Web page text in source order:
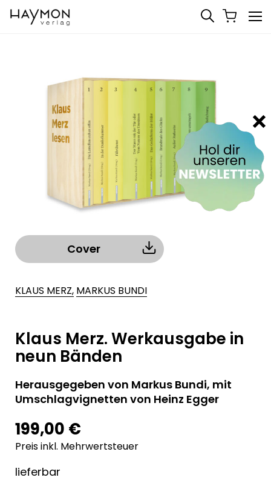
Cover
KLAUS MERZ, MARKUS BUNDI
Klaus Merz. Werkausgabe in
neun Bänden
Herausgegeben von Markus Bundi, mit
Umschlagvignetten von Heinz Egger
199,00 €
Preis inkl. Mehrwertsteuer
lieferbar